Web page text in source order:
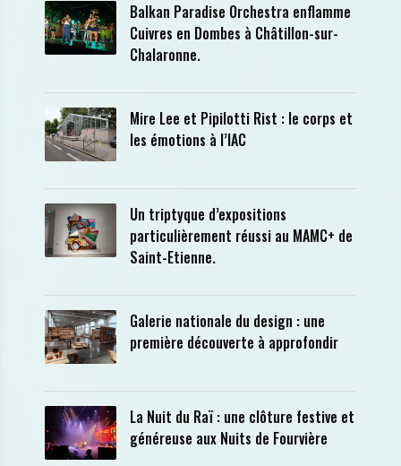
Balkan Paradise Orchestra enflamme
Cuivres en Dombes à Châtillon-sur-
Chalaronne.
Mire Lee et Pipilotti Rist : le corps et
les émotions à l’IAC
Un triptyque d’expositions
particulièrement réussi au MAMC+ de
Saint-Etienne.
Galerie nationale du design : une
première découverte à approfondir
La Nuit du Raï : une clôture festive et
généreuse aux Nuits de Fourvière